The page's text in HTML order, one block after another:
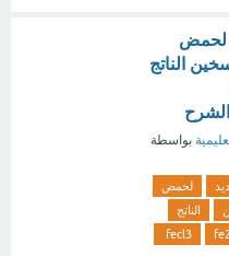
لحمض
الناتج
بواسطة
لحمض
الناتج
fecl3